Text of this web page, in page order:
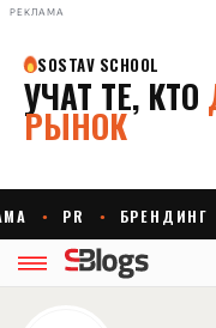
РЕКЛАМА